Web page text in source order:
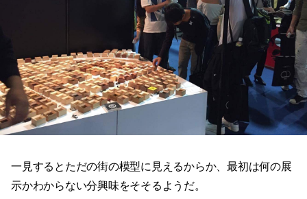
一見するとただの街の模型に見えるからか、最初は何の展
示かわからない分興味をそそるようだ。